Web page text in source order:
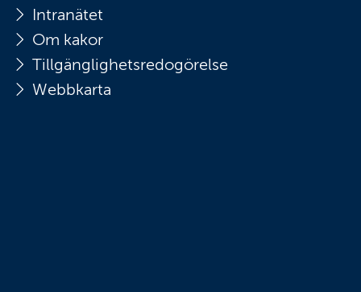
Intranätet
Om kakor
Tillgänglighetsredogörelse
Webbkarta